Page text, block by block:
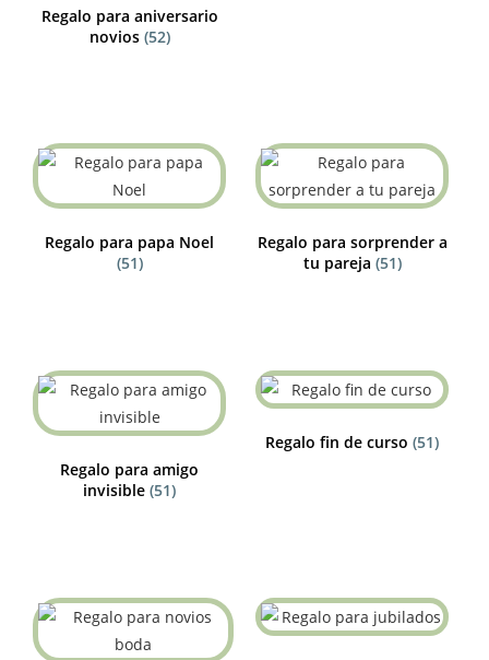
Regalo para aniversario
novios (52)
Regalo para papa Noel
(51)
Regalo para sorprender a
tu pareja (51)
Regalo para amigo
invisible (51)
Regalo fin de curso (51)